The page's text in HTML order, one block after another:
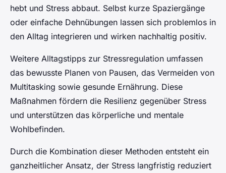
hebt und Stress abbaut. Selbst kurze Spaziergänge
oder einfache Dehnübungen lassen sich problemlos in
den Alltag integrieren und wirken nachhaltig positiv.
Weitere Alltagstipps zur Stressregulation umfassen
das bewusste Planen von Pausen, das Vermeiden von
Multitasking sowie gesunde Ernährung. Diese
Maßnahmen fördern die Resilienz gegenüber Stress
und unterstützen das körperliche und mentale
Wohlbefinden.
Durch die Kombination dieser Methoden entsteht ein
ganzheitlicher Ansatz, der Stress langfristig reduziert